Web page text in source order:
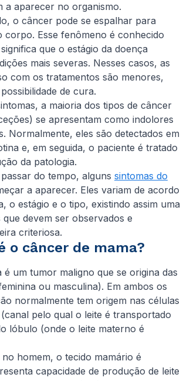
a aparecer no organismo.
o câncer pode se espalhar para
corpo. Esse fenômeno é conhecido
que o estágio da doença
mais severas. Nesses casos, as
com os tratamentos são menores,
de cura.
a maioria dos tipos de câncer
se apresentam como indolores
Normalmente, eles são detectados em
e, em seguida, o paciente é tratado
da patologia.
do tempo, alguns sintomas do
a aparecer. Eles variam de acordo
o estágio e o tipo, existindo assim uma
que devem ser observados e
criteriosa.
o câncer de mama?
é um tumor maligno que se origina das
ou masculina). Em ambos os
normalmente tem origem nas células
pelo qual o leite é transportado
lóbulo (onde o leite materno é
homem, o tecido mamário é
capacidade de produção de leite